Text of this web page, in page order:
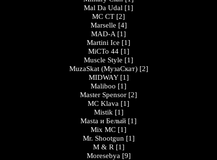
Mal Da Udal [1]
МС СТ [2]
Marselle [4]
MAD-A [1]
Martini Ice [1]
МіСТо 44 [1]
Muscle Style [1]
MuzaSkat (МузаСкат) [2]
MIDWAY [1]
Maliboo [1]
Master Spensor [2]
MC Klava [1]
Mistik [1]
Masta и Белый [1]
Mix MC [1]
Mr. Shootgun [1]
M & R [1]
Moresebya [9]